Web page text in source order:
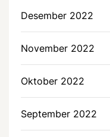
Desember 2022
November 2022
Oktober 2022
September 2022